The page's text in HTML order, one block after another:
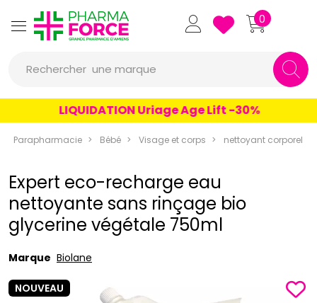
Pharmaforce Grande Pharmacie
0
Rechercher une marque
un conseil
un produit
LIQUIDATION Uriage Age Lift -30%
Parapharmacie Bébé Visage et corps nettoyant corporel
Expert eco-recharge eau
nettoyante sans rinçage bio
glycerine végétale 750ml
Marque Biolane
NOUVEAU